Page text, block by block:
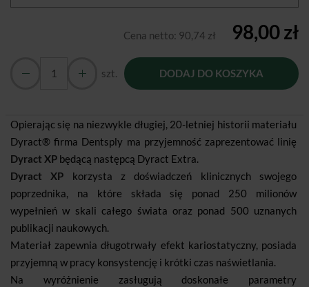
Cena netto: 90,74 zł 98,00 zł
szt. DODAJ DO KOSZYKA
Opierając się na niezwykle długiej, 20-letniej historii materiału
Dyract® firma Dentsply ma przyjemność zaprezentować linię
Dyract XP będącą następcą Dyract Extra.
Dyract XP korzysta z doświadczeń klinicznych swojego
poprzednika, na które składa się ponad 250 milionów
wypełnień w skali całego świata oraz ponad 500 uznanych
publikacji naukowych.
Materiał zapewnia długotrwały efekt kariostatyczny, posiada
przyjemną w pracy konsystencję i krótki czas naświetlania.
Na wyróżnienie zasługują doskonałe parametry